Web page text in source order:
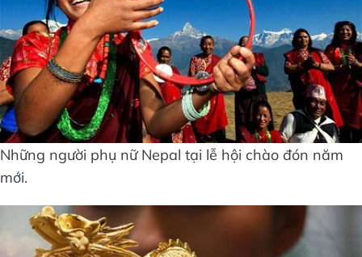
Những người phụ nữ Nepal tại lễ hội chào đón năm
mới.